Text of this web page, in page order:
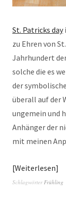
St. Patricks day
zu Ehren von
Jahrhundert
solche die es
der
überall auf der
ungemein und
Anhänger der
mit meinen
Weiterlesen
SchlagwörterFrühling